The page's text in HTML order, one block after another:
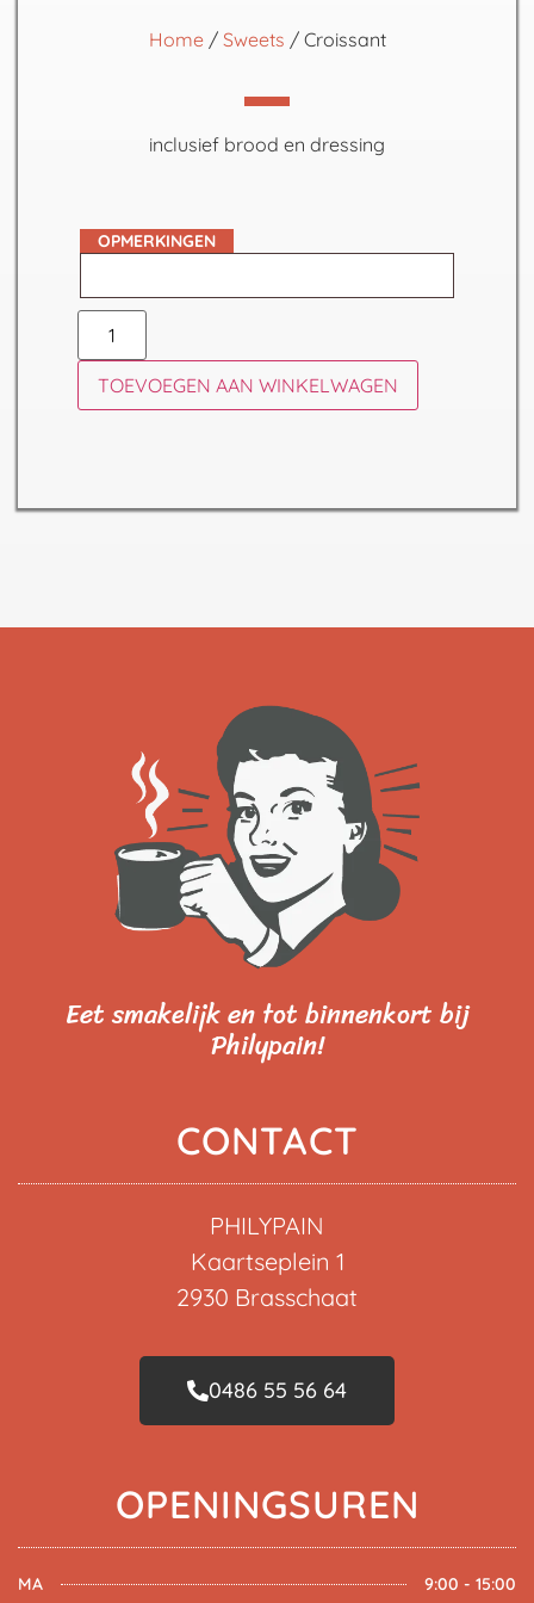
Home/ Sweets / Croissant
inclusief brood en dressing
OPMERKINGEN
TOEVOEGEN AAN WINKELWAGEN
Eet smakelijk en tot binnenkort bij
Philypain!
CONTACT
PHILYPAIN
Kaartseplein 1
2930 Brasschaat
0486 55 56 64
OPENINGSUREN
MA 9:00 - 15:00